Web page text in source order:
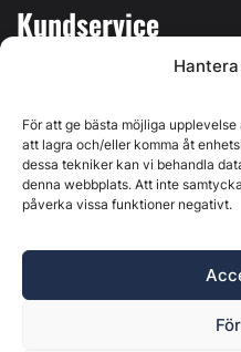
För att ge bästa möjliga
att lagra och/eller komma åt
dessa tekniker kan vi behandla
denna webbplats. Att inte
påverka vissa funktioner negativt.
Kundservice
Kontakta oss
Östernäsvägen 1, 827 32
Ansvarig utgivare:
webbplats är
Byggvärlden är en del